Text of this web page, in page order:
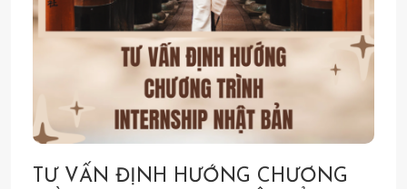
TƯ VẤN ĐỊNH HƯỚNG CHƯƠNG